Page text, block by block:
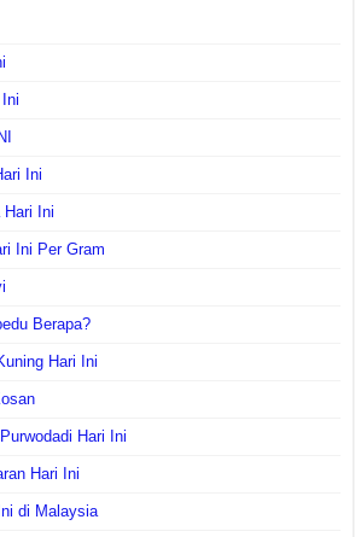
Ini
Hari Ini
Ini Per Gram
Berapa?
Hari Ini
Hari Ini
Hari Ini
di Malaysia